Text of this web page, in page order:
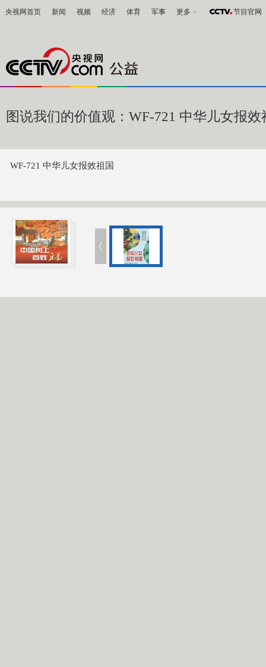
央视网首页 新闻 视频 经济 体育 军事 更多 节目官网
图说我们的价值观：WF-721 中华儿女报效
WF-721 中华儿女报效祖国